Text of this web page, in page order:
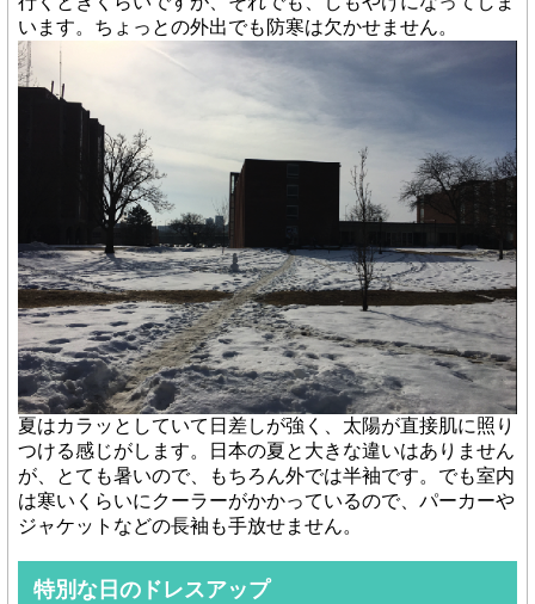
います。ちょっとの外出でも防寒は欠かせません。
夏はカラッとしていて日差しが強く、太陽が直接肌に照り
つける感じがします。日本の夏と大きな違いはありません
が、とても暑いので、もちろん外では半袖です。でも室内
は寒いくらいにクーラーがかかっているので、パーカーや
ジャケットなどの長袖も手放せません。
特別な日のドレスアップ